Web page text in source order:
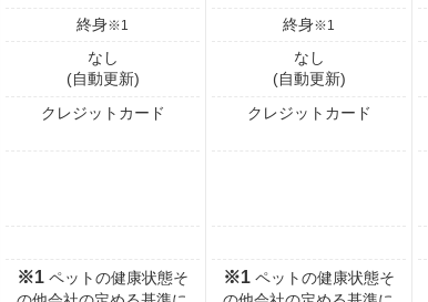
終身※1
なし
(自動更新)
クレジットカード
※1 ペットの健康状態そ
終身※1
なし
(自動更新)
クレジットカード
※1 ペットの健康状態そ